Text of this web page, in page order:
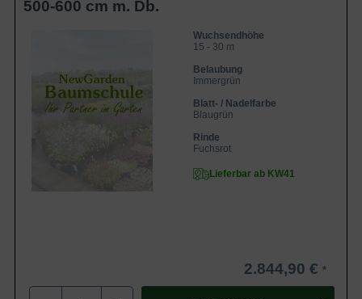
500-600 cm m. Db.
Wuchsendhöhe
15 - 30 m
Belaubung
Immergrün
Blatt- / Nadelfarbe
Blaugrün
Rinde
Fuchsrot
Lieferbar ab KW41
2.844,90 €